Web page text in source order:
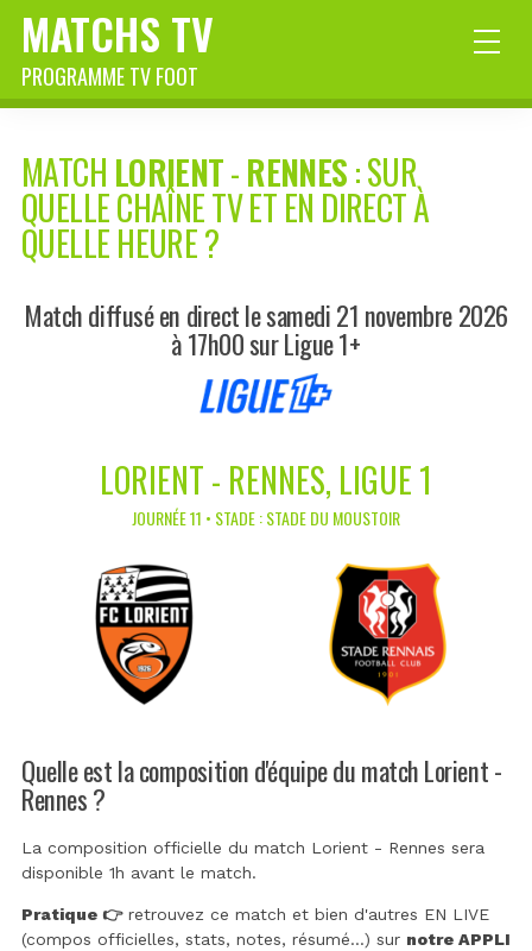
MATCHS TV
PROGRAMME TV FOOT
MATCH LORIENT-RENNES: SUR
QUELLE CHAÎNE TV ET EN DIRECT À
QUELLE HEURE ?
Match diffusé en direct le samedi 21 novembre 2026
à 17h00 sur Ligue 1+
LORIENT - RENNES, LIGUE 1
JOURNÉE 11 • STADE : STADE DU MOUSTOIR
Quelle est la composition d'équipe du match Lorient -
Rennes ?
La composition officielle du match Lorient - Rennes sera
disponible 1h avant le match.
Pratique 👉retrouvez ce match et bien d'autres EN LIVE
(compos officielles, stats, notes, résumé...) sur notre APPLI